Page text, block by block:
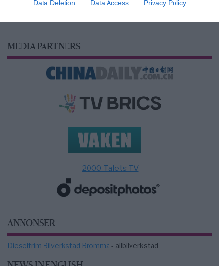
Data Deletion Data Access Privacy Policy
MEDIA PARTNERS
2000-Talets TV
ANNONSER
Dieseltrim Bilverkstad Bromma - allbilverkstad